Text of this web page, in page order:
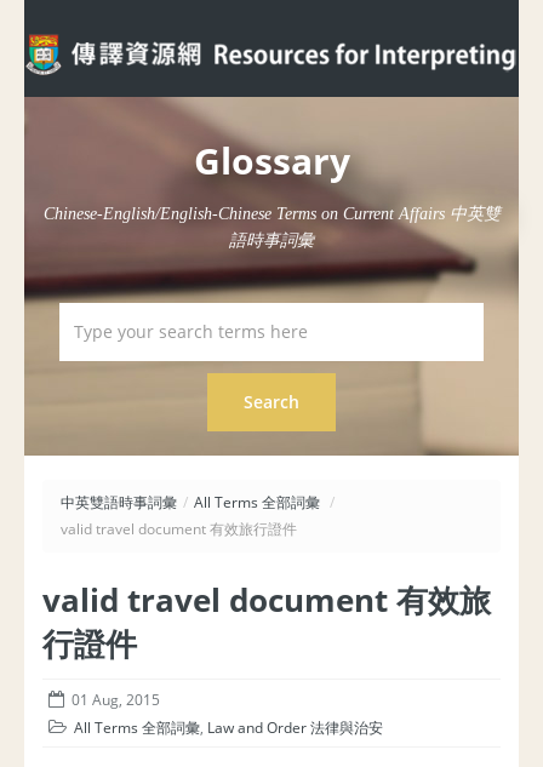
Glossary
Chinese-English/English-Chinese Terms on Current Affairs 中英雙
語時事詞彙
中英雙語時事詞彙 / All Terms 全部詞彙 /
valid travel document 有效旅行證件
valid travel document 有效旅
行證件
01 Aug, 2015
All Terms 全部詞彙, Law and Order 法律與治安